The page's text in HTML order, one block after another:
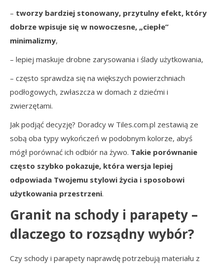
– tworzy bardziej stonowany, przytulny efekt, który
dobrze wpisuje się w nowoczesne, „ciepłe”
minimalizmy,
– lepiej maskuje drobne zarysowania i ślady użytkowania,
– często sprawdza się na większych powierzchniach
podłogowych, zwłaszcza w domach z dziećmi i
zwierzętami.
Jak podjąć decyzję? Doradcy w Tiles.com.pl zestawią ze
sobą oba typy wykończeń w podobnym kolorze, abyś
mógł porównać ich odbiór na żywo. Takie porównanie
często szybko pokazuje, która wersja lepiej
odpowiada Twojemu stylowi życia i sposobowi
użytkowania przestrzeni.
Granit na schody i parapety –
dlaczego to rozsądny wybór?
Czy schody i parapety naprawdę potrzebują materiału z